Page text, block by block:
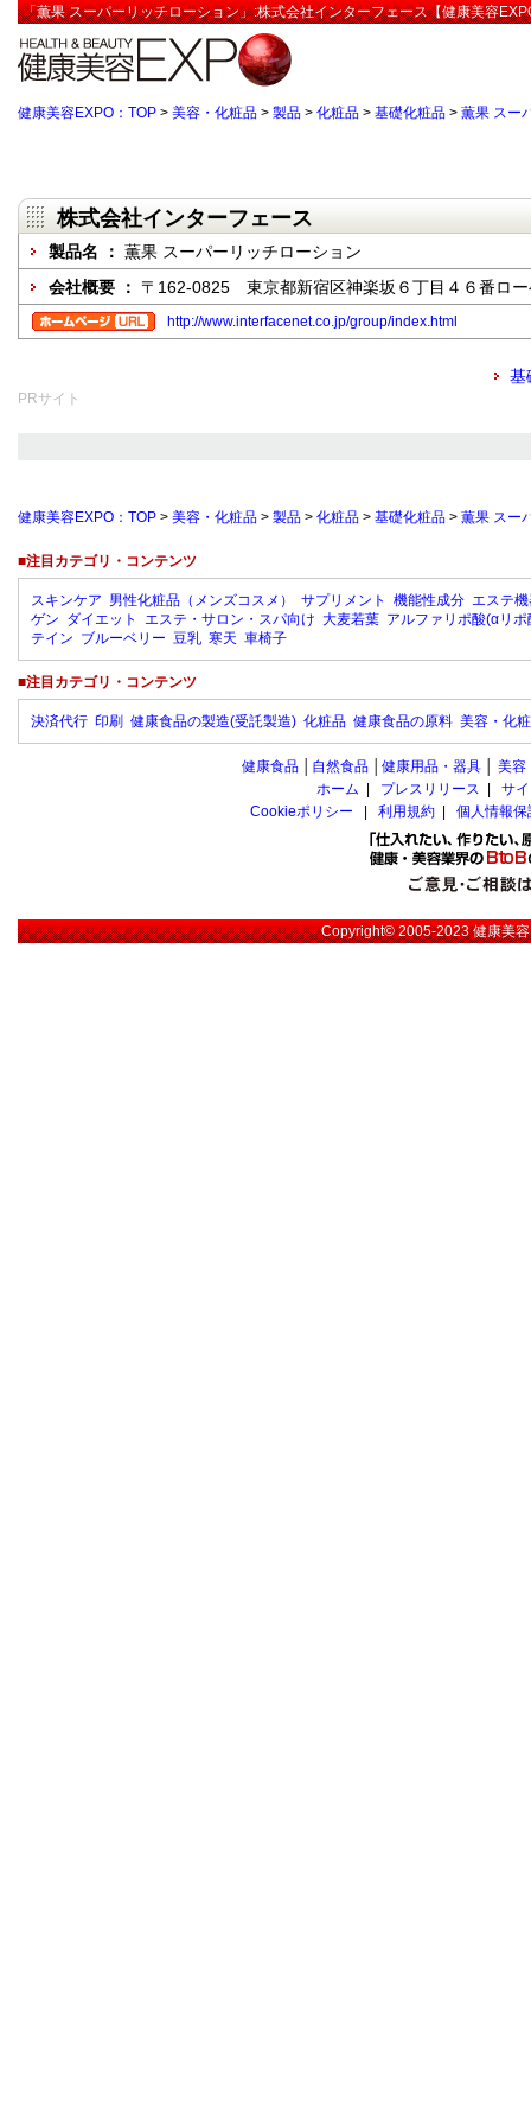
「薫果 スーパーリッチローション」:株式会社インターフェース【健康美容
健康美容EXPO：TOP > 美容・化粧品 > 製品 > 化粧品 > 基礎化粧品 > 薫果 スー
株式会社インターフェース
製品名 ： 薫果 スーパーリッチローション
会社概要 ： 〒162-0825 東京都新宿区神楽坂６丁目４６番ロ
http://www.interfacenet.co.jp/group/index.html
基
PRサイト
健康美容EXPO：TOP > 美容・化粧品 > 製品 > 化粧品 > 基礎化粧品 > 薫果 スー
■注目カテゴリ・コンテンツ
スキンケア 男性化粧品（メンズコスメ） サプリメント 機能性成分 エステ
ゲン ダイエット エステ・サロン・スパ向け 大麦若葉 アルファリポ酸(αリポ
テイン ブルーベリー 豆乳 寒天 車椅子
■注目カテゴリ・コンテンツ
決済代行 印刷 健康食品の製造(受託製造) 化粧品 健康食品の原料 美容・化
健康食品 自然食品 健康用品・器具 美容
ホーム
プレスリリース
サ
Cookieポリシー
利用規約 個人情報
Copyright© 2005-2023健康美